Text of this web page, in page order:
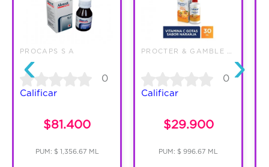
‹
PROCAPS S A
0
Calificar
$81.400
PUM: $ 1,356.67 ML
0
Calificar
$29.900
PUM: $ 996.67 ML
›